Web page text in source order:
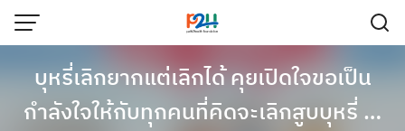
บุหรี่เลิกยากแต่เลิกได้ คุยเปิดใจขอเป็น
กำลังใจให้กับทุกคนที่คิดจะเลิกสูบบุหรี่ …